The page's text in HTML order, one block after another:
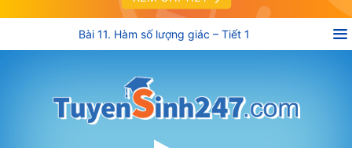
Bài 11. Hàm số lượng giác – Tiết 1